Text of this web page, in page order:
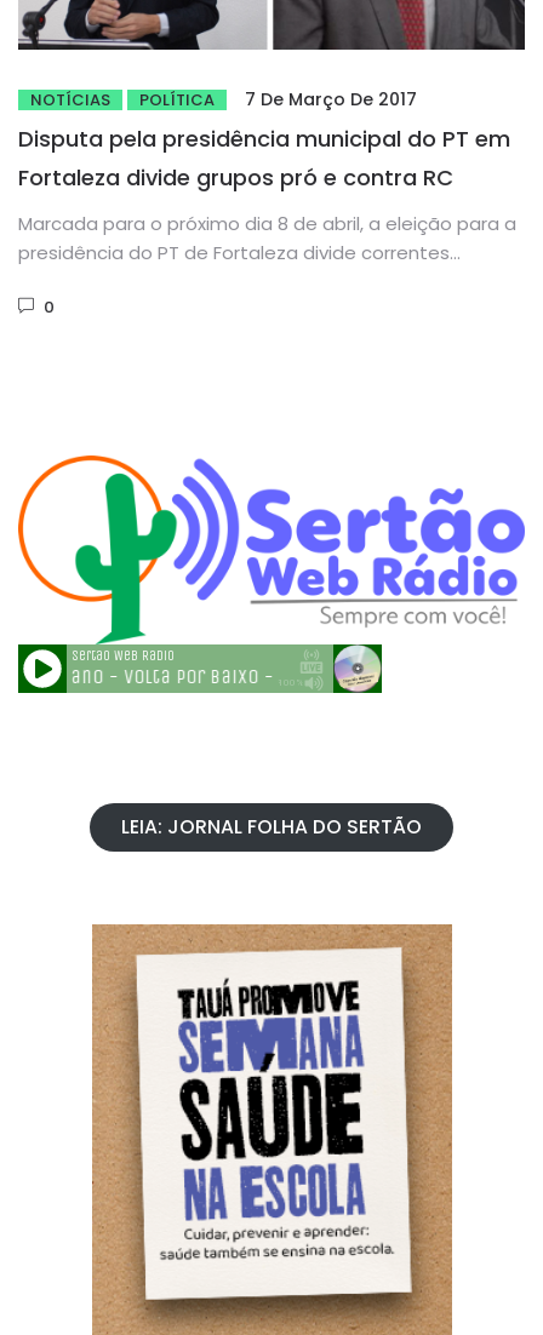
NOTÍCIAS POLÍTICA 7 De Março De 2017
Disputa pela presidência municipal do PT em
Fortaleza divide grupos pró e contra RC
Marcada para o próximo dia 8 de abril, a eleição para a
presidência do PT de Fortaleza divide correntes...
0
LEIA: JORNAL FOLHA DO SERTÃO